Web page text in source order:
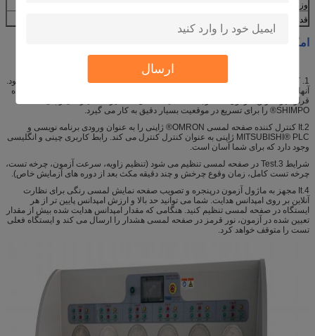
ارسال
وزن ماشین
قدرت
امکانات:
1. کاملا شش اسلات دارند، که هر کدام از آنها درایو موتور پاناسونیک AC AC ارائه می شود.
آنها با دقت بالا، با سر و صدای کم قرار دارند و می توانند برای مدت طولانی مورد استفاده
SHIMPO® را برای تسریع در موقعیت بسیار دقیق به کار می گیرد.
2.It کنترل کننده صفحه لمسی OMRON® ژاپنی را به عنوان ورودی برنامه نویسی و
MITSUBISHI® PLC ژاپنی به عنوان کنترل کنترل می کند. رابط کاربری چینی و انگلیسی
وجود دارد که برای شما آسان است.
شرایط 3.Test در صفحه لمسی تنظیم می شود (تنظیم زاویه، سرعت آزمون، چرخه تست،
چرخه تست کامل، زمان وقوع چرخش و چند دقیقه مکث بعد از دوره های آزمایش خاص).
4.It مجهز به ماژول آزمون درپنجره و تصویب صفحه نمایش لمسی رنگی برای نظارت
آنلاین بر روی امپدانس هدایت. شما می توانید حد بالا و ارزش امپدانس پایین تر از هر
ایستگاه در صفحه لمسی تنظیم کنید. هنگامی که مقدار امپدانس هدایت شده بیش از مقدار
تعیین شده در آزمون، نور قرمز در صفحه لمسی هشدار را ارسال می کند و ایستگاه فعلی
تست را متوقف خواهد کرد.